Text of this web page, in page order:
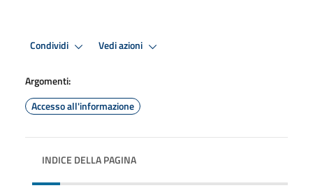
Condividi Vedi azioni
Argomenti:
Accesso all'informazione
INDICE DELLA PAGINA